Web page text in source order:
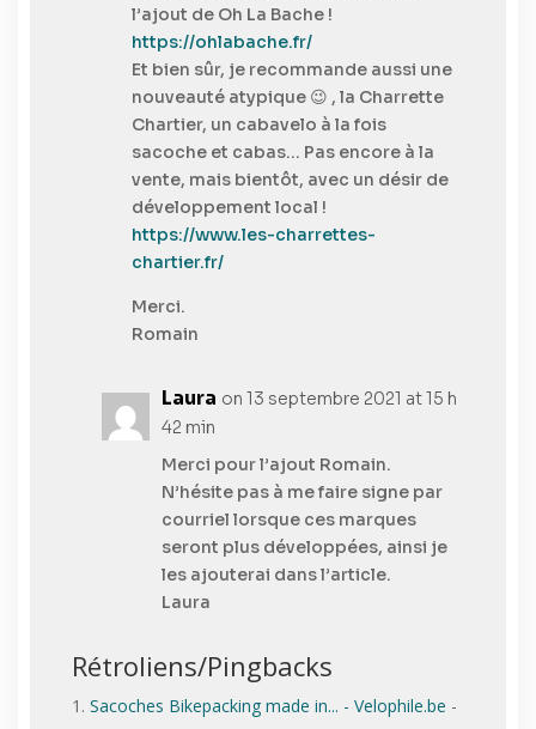
l’ajout de Oh La Bache !
https://ohlabache.fr/
Et bien sûr, je recommande aussi une
nouveauté atypique 😉 , la Charrette
Chartier, un cabavelo à la fois
sacoche et cabas… Pas encore à la
vente, mais bientôt, avec un désir de
développement local !
https://www.les-charrettes-
chartier.fr/
Merci.
Romain
Laura on 13 septembre 2021 at 15 h
42 min
Merci pour l’ajout Romain.
N’hésite pas à me faire signe par
courriel lorsque ces marques
seront plus développées, ainsi je
les ajouterai dans l’article.
Laura
Rétroliens/Pingbacks
Sacoches Bikepacking made in... - Velophile.be -